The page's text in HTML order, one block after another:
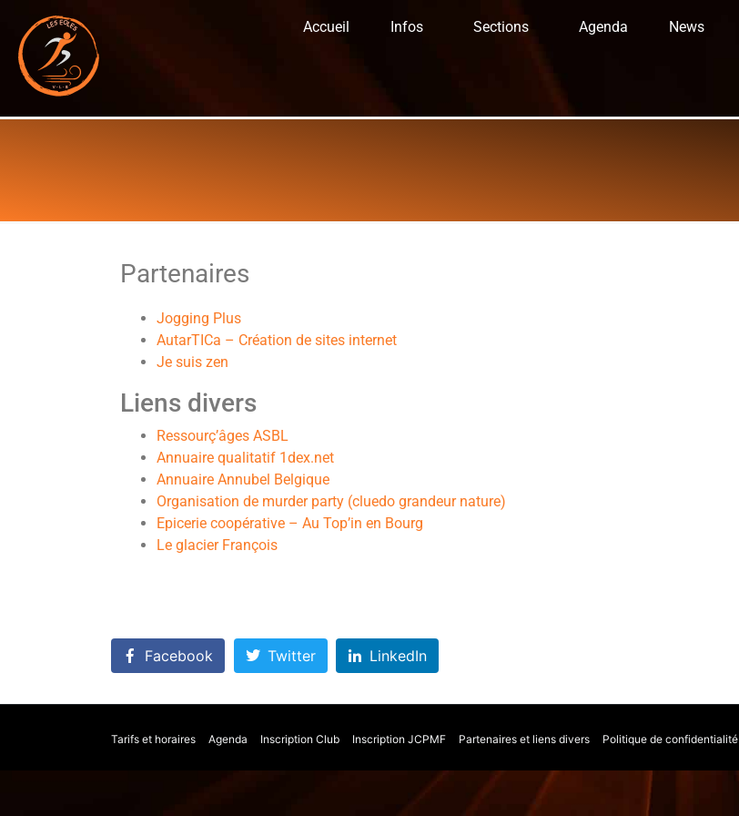
Accueil Infos Sections Agenda News
Partenaires
Jogging Plus
AutarTICa – Création de sites internet
Je suis zen
Liens divers
Ressourç’âges ASBL
Annuaire qualitatif 1dex.net
Annuaire Annubel Belgique
Organisation de murder party (cluedo grandeur nature)
Epicerie coopérative – Au Top’in en Bourg
Le glacier François
Facebook Twitter LinkedIn
Tarifs et horaires Agenda Inscription Club Inscription JCPMF Partenaires et liens divers Politique de confidentialité